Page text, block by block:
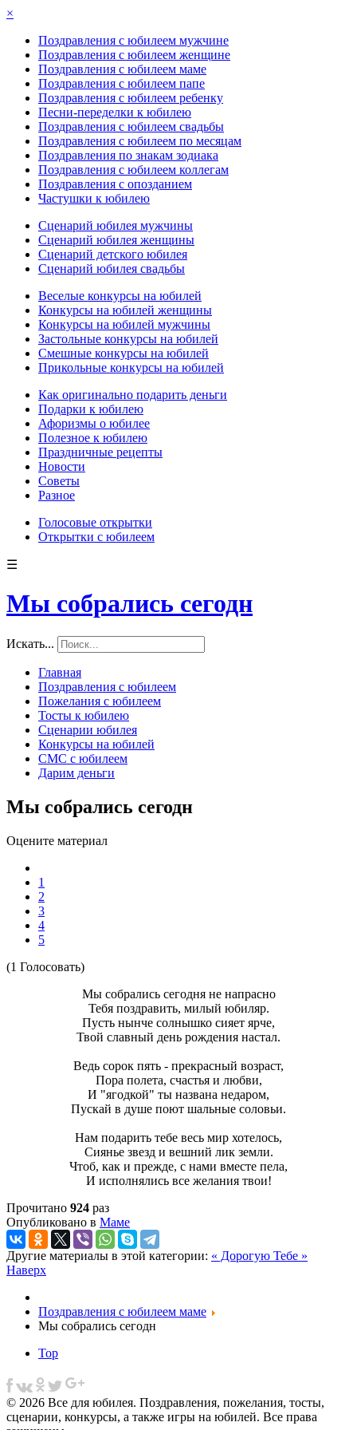
×
Поздравления с юбилеем мужчине
Поздравления с юбилеем женщине
Поздравления с юбилеем маме
Поздравления с юбилеем папе
Поздравления с юбилеем ребенку
Песни-переделки к юбилею
Поздравления с юбилеем свадьбы
Поздравления с юбилеем по месяцам
Поздравления по знакам зодиака
Поздравления с юбилеем коллегам
Поздравления с опозданием
Частушки к юбилею
Сценарий юбилея мужчины
Сценарий юбилея женщины
Сценарий детского юбилея
Сценарий юбилея свадьбы
Веселые конкурсы на юбилей
Конкурсы на юбилей женщины
Конкурсы на юбилей мужчины
Застольные конкурсы на юбилей
Смешные конкурсы на юбилей
Прикольные конкурсы на юбилей
Как оригинально подарить деньги
Подарки к юбилею
Афоризмы о юбилее
Полезное к юбилею
Праздничные рецепты
Новости
Советы
Разное
Голосовые открытки
Открытки с юбилеем
☰
Мы собрались сегодн
Искать...
Главная
Поздравления с юбилеем
Пожелания с юбилеем
Тосты к юбилею
Сценарии юбилея
Конкурсы на юбилей
СМС с юбилеем
Дарим деньги
Мы собрались сегодн
Оцените материал
1
2
3
4
5
(1 Голосовать)
Мы собрались сегодня не напрасно
Тебя поздравить, милый юбиляр.
Пусть нынче солнышко сияет ярче,
Твой славный день рождения настал.
Ведь сорок пять - прекрасный возраст,
Пора полета, счастья и любви,
И "ягодкой" ты названа недаром,
Пускай в душе поют шальные соловьи.
Нам подарить тебе весь мир хотелось,
Сиянье звезд и вешний лик земли.
Чтоб, как и прежде, с нами вместе пела,
И исполнялись все желания твои!
Прочитано 924 раз
Опубликовано в Маме
Другие материалы в этой категории: « Дорогую Тебе »
Наверх
Поздравления с юбилеем маме
Мы собрались сегодн
Top
© 2026 Все для юбилея. Поздравления, пожелания, тосты,
сценарии, конкурсы, а также игры на юбилей. Все права